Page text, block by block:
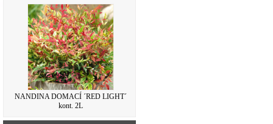
NANDINA DOMACÍ ´RED LIGHT´
kont. 2L